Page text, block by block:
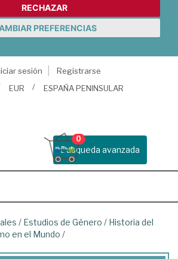
RECHAZAR
PREFERENCIAS
sesión
Registrarse
EUR ESPAÑA PENINSULAR
Busqueda avanzada
0
/ Estudios de Género / Historia del
en el Mundo /